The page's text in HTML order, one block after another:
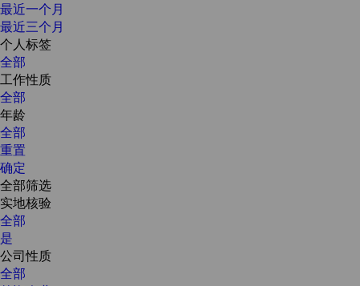
最近一个月
最近三个月
个人标签
全部
工作性质
全部
年龄
全部
重置
确定
全部筛选
实地核验
全部
是
公司性质
全部